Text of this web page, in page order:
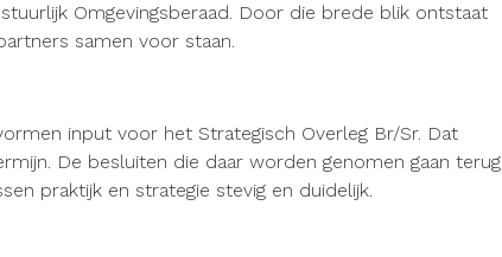
Omgevingsberaad. Door die brede blik ontstaat
samen voor staan.
input voor het Strategisch Overleg Br/Sr. Dat
De besluiten die daar worden genomen gaan terug
praktijk en strategie stevig en duidelijk.